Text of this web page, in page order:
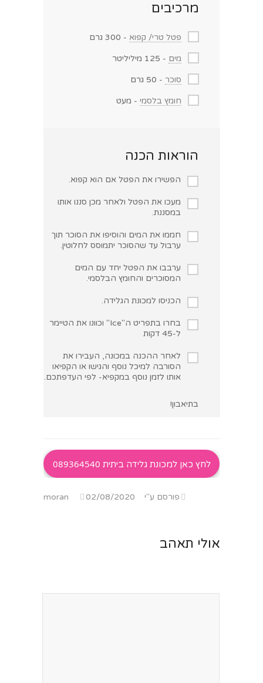
מרכיבים
פטל טרי/ קפוא - 300 גרם
מים - 125 מיליליטר
סוכר - 50 גרם
חומץ בלסמי - מעט
הוראות הכנה
הפשירו את הפטל אם הוא קפוא.
מעכו את הפטל ולאחר מכן סננו אותו
במסננת.
חממו את המים והוסיפו את הסוכר תוך
ערבול עד שהסוכר יתמוסס לחלוטין.
ערבבו את הפטל יחד עם המים
המסוכרים והחומץ הבלסמי.
הכניסו למכונת הגלידה.
בחרו בתפריט ה"Ice" וכוונו את הטיימר
ל-45 דקות
לאחר ההכנה במכונה, העבירו את
הסורבה למיכל נוסף והגישו או הקפיאו
אותו לזמן נוסף במקפיא- לפי העדפתכם.
בתיאבון!
לחץ כאן למכונת גלידה ביתית 089364540
פורסם ע"י moran 02/08/2020
אולי תאהב